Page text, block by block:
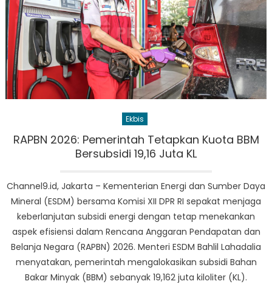
Ekbis
RAPBN 2026: Pemerintah Tetapkan Kuota BBM
Bersubsidi 19,16 Juta KL
Channel9.id, Jakarta – Kementerian Energi dan Sumber Daya
Mineral (ESDM) bersama Komisi XII DPR RI sepakat menjaga
keberlanjutan subsidi energi dengan tetap menekankan
aspek efisiensi dalam Rencana Anggaran Pendapatan dan
Belanja Negara (RAPBN) 2026. Menteri ESDM Bahlil Lahadalia
menyatakan, pemerintah mengalokasikan subsidi Bahan
Bakar Minyak (BBM) sebanyak 19,162 juta kiloliter (KL).